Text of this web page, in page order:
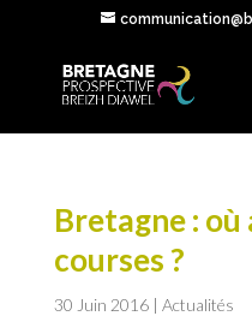
Bretagne :
courses ?
30 Juin 2016| Actualités